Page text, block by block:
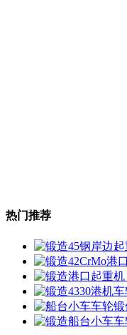
热门推荐